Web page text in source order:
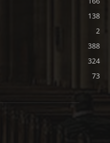
138
2
388
324
73